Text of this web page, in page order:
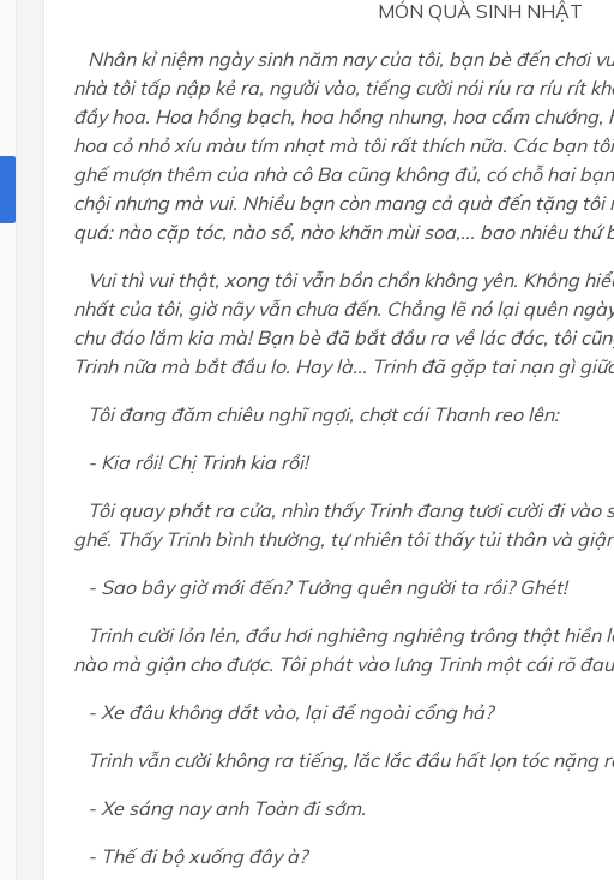
MÓN QUÀ SINH NHẬT
Nhân kỉ niệm ngày sinh năm nay của tôi, bạn bè đến chơi
nhà tôi tấp nập kẻ ra, người vào, tiếng cười nói ríu ra ríu rít
đầy hoa. Hoa hồng bạch, hoa hồng nhung, hoa cẩm
hoa cỏ nhỏ xíu màu tím nhạt mà tôi rất thích nữa. Các bạn
ghế mượn thêm của nhà cô Ba cũng không đủ, có chỗ hai
chội nhưng mà vui. Nhiều bạn còn mang cả quà đến tặng tôi
quá: nào cặp tóc, nào sổ, nào khăn mùi soa,... bao nhiêu thứ
Vui thì vui thật, xong tôi vẫn bồn chồn không yên. Không
nhất của tôi, giờ nãy vẫn chưa đến. Chẳng lẽ nó lại quên
chu đáo lắm kia mà! Bạn bè đã bắt đầu ra về lác đác, tôi
Trinh nữa mà bắt đầu lo. Hay là... Trinh đã gặp tai nạn gì
Tôi đang đăm chiêu nghĩ ngợi, chợt cái Thanh reo lên:
- Kia rồi! Chị Trinh kia rồi!
Tôi quay phắt ra cửa, nhìn thấy Trinh đang tươi cười đi vào
ghế. Thấy Trinh bình thường, tự nhiên tôi thấy tủi thân và
- Sao bây giờ mới đến? Tưởng quên người ta rồi? Ghét!
Trinh cười lỏn lẻn, đầu hơi nghiêng nghiêng trông thật hiền
nào mà giận cho được. Tôi phát vào lưng Trinh một cái rõ
- Xe đâu không dắt vào, lại để ngoài cổng hả?
Trinh vẫn cười không ra tiếng, lắc lắc đầu hất lọn tóc nặng
- Xe sáng nay anh Toàn đi sớm.
- Thế đi bộ xuống đây à?